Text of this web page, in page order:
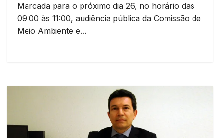
Marcada para o próximo dia 26, no horário das
09:00 às 11:00, audiência pública da Comissão de
Meio Ambiente e…